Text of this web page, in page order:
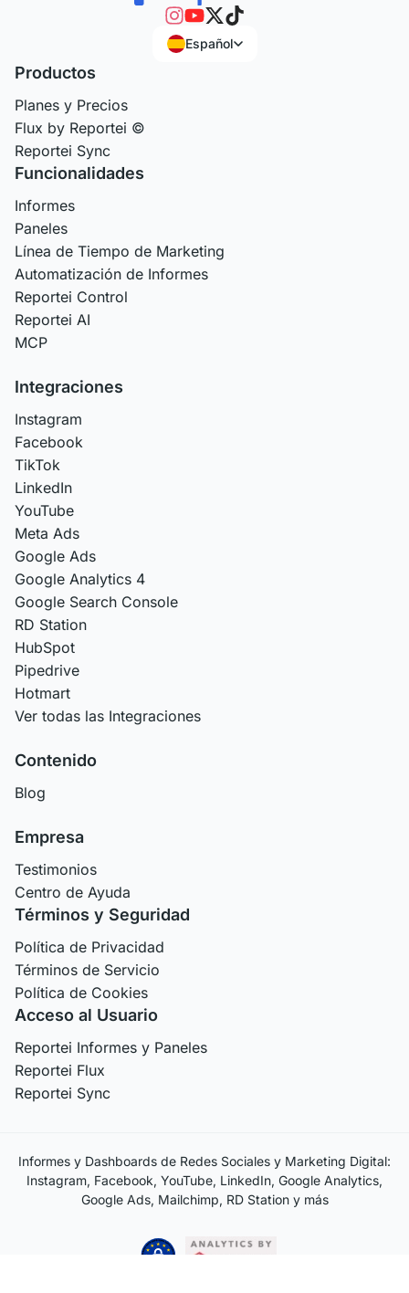
Español
Productos
Planes y Precios
Flux by Reportei ©
Reportei Sync
Funcionalidades
Informes
Paneles
Línea de Tiempo de Marketing
Automatización de Informes
Reportei Control
Reportei AI
MCP
Integraciones
Instagram
Facebook
TikTok
LinkedIn
YouTube
Meta Ads
Google Ads
Google Analytics 4
Google Search Console
RD Station
HubSpot
Pipedrive
Hotmart
Ver todas las Integraciones
Contenido
Blog
Empresa
Testimonios
Centro de Ayuda
Términos y Seguridad
Política de Privacidad
Términos de Servicio
Política de Cookies
Acceso al Usuario
Reportei Informes y Paneles
Reportei Flux
Reportei Sync
Informes y Dashboards de Redes Sociales y Marketing Digital:
Instagram, Facebook, YouTube, LinkedIn, Google Analytics,
Google Ads, Mailchimp, RD Station y más